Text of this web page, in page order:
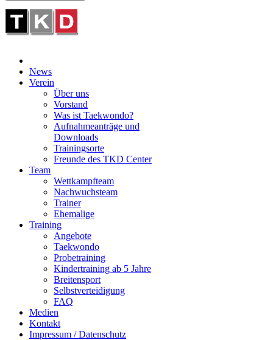
News
Verein
Über uns
Vorstand
Was ist Taekwondo?
Aufnahmeanträge und
Downloads
Trainingsorte
Freunde des TKD Center
Team
Wettkampfteam
Nachwuchsteam
Trainer
Ehemalige
Training
Angebote
Taekwondo
Probetraining
Kindertraining ab 5 Jahre
Breitensport
Selbstverteidigung
FAQ
Medien
Kontakt
Impressum / Datenschutz